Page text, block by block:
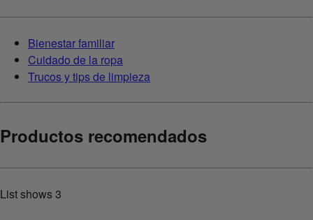
Bienestar familiar
Cuidado de la ropa
Trucos y tips de limpieza
Productos recomendados
List shows3